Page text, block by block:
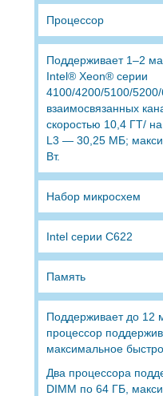
Процессор
Поддерживает 1–2
Intel® Xeon® серии
4100/4200/5100/
взаимосвязанных
скоростью 10,4 ГТ/
L3 — 30,25 МБ;
Вт.
Набор микросхем
Intel серии C622
Память
Поддерживает до 12
процессор
максимальное
Два процессора
DIMM по 64 ГБ,